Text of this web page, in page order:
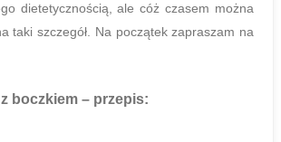
dietetycznością, ale cóż czasem można
taki szczegół. Na początek zapraszam na
z boczkiem – przepis: